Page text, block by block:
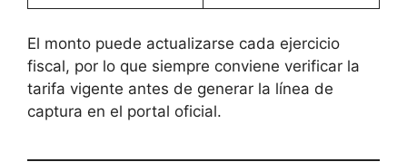
El monto puede actualizarse cada ejercicio
fiscal, por lo que siempre conviene verificar la
tarifa vigente antes de generar la línea de
captura en el portal oficial.